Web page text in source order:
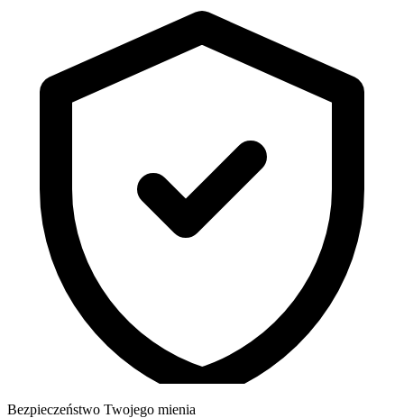
Bezpieczeństwo Twojego mienia